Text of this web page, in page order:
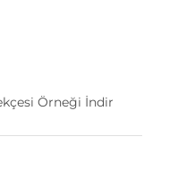
Örneği İndir